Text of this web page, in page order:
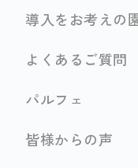
導入をお考えの
よくあるご質問
パルフェ
皆様からの声